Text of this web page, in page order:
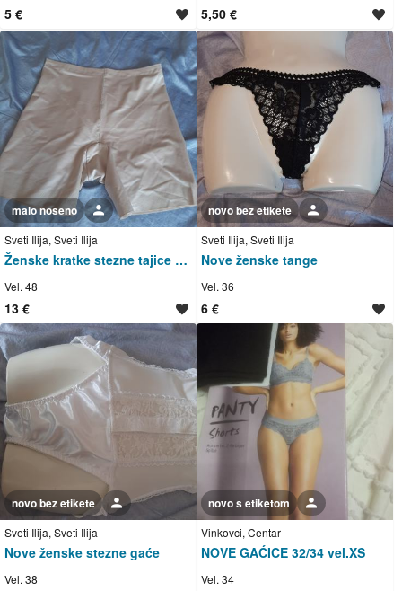
5 € 5,50 €
Ženske kratke stezne tajice Triumph
Sveti Ilija, Sveti Ilija
malo nošeno
Vel. 48
13 €
Nove ženske tange
Sveti Ilija, Sveti Ilija
novo bez etikete
Vel. 36
6 €
Nove ženske stezne gaće
Sveti Ilija, Sveti Ilija
novo bez etikete
Vel. 38
NOVE GAĆICE 32/34 vel.XS
Vinkovci, Centar
novo s etiketom
Vel. 34